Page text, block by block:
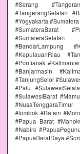
#Serang
#TangerangSelatan
#Yogyakarta
#SumateraBarat
#BandarLampung
#KepulauanRiau
#Pontianak
#Banjarmasin
#TanjungSelor
#Palu
#SulawesiBarat
#lombok #Batam
#Papua Barat
#Nabire
#PapuaBaratDaya